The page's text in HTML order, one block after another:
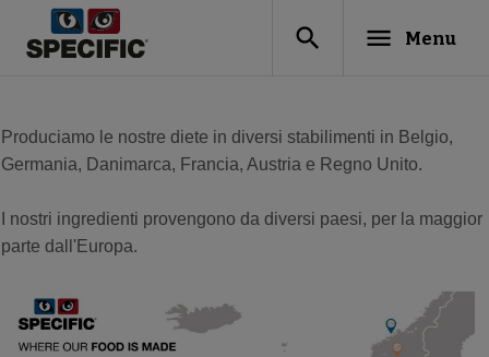
search menu Menu
Produciamo le nostre diete in diversi stabilimenti in Belgio,
Germania, Danimarca, Francia, Austria e Regno Unito.
I nostri ingredienti provengono da diversi paesi, per la maggior
parte dall'Europa.